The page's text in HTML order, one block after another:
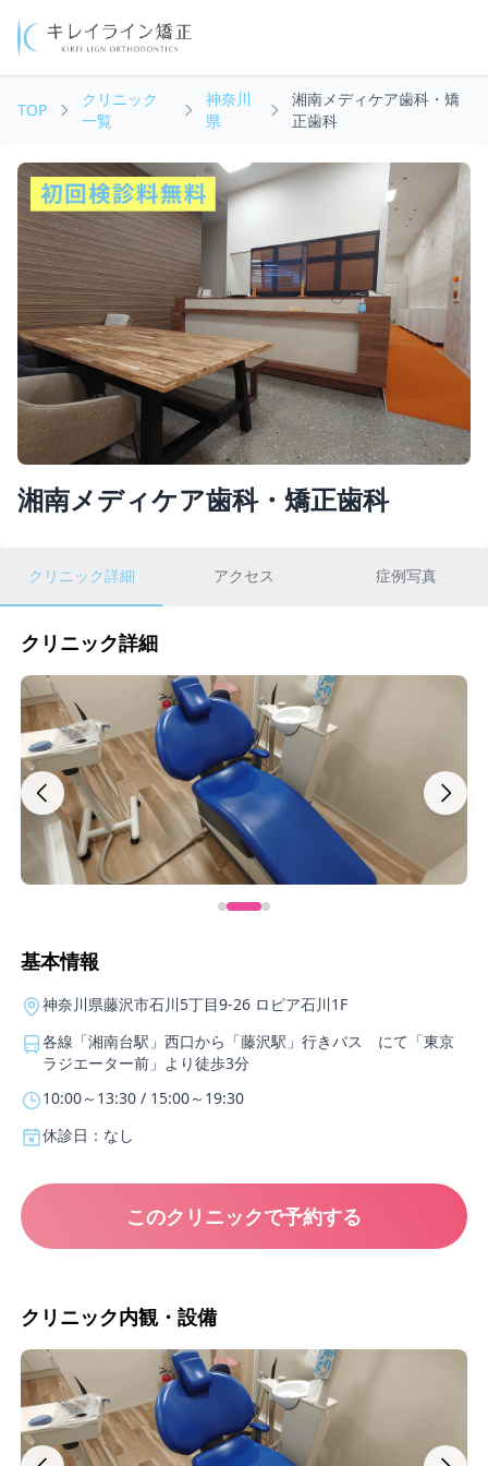
TOP
クリニック
一覧
神奈川
県
湘南メディケア歯科・矯
正歯科
湘南メディケア歯科・矯正歯科
クリニック詳細 アクセス 症例写真
クリニック詳細
基本情報
神奈川県藤沢市石川5丁目9-26 ロピア石川1F
各線「湘南台駅」西口から「藤沢駅」行きバス にて「東京
ラジエーター前」より徒歩3分
10:00～13:30 / 15:00～19:30
休診日：なし
このクリニックで予約する
クリニック内観・設備